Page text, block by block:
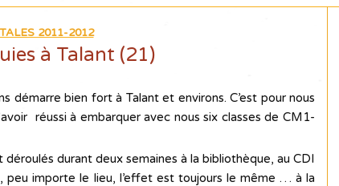
2011-2012
à Talant (21)
bien fort à Talant et environs. C’est pour nous
réussi à embarquer avec nous six classes de CM1-
durant deux semaines à la bibliothèque, au CDI
peu importe le lieu, l’effet est toujours le même … à la